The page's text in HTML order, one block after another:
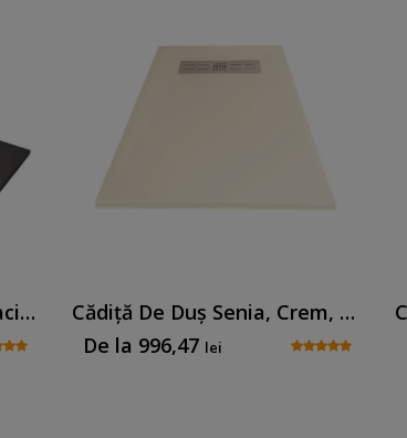
Cădiță De Duș Dalia, Antracit, Cu Sifon Inclus
Cădiță De Duș Senia, Crem, Cu Sifon Inclus
De la 996,47 lei